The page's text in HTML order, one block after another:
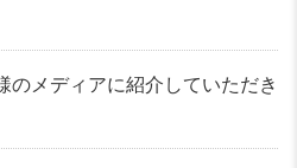
のメディアに紹介していただき